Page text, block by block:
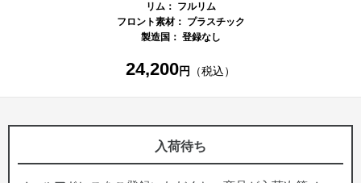
リム： フルリム
フロント素材： プラスチック
製造国： 登録なし
24,200円 （税込）
入荷待ち